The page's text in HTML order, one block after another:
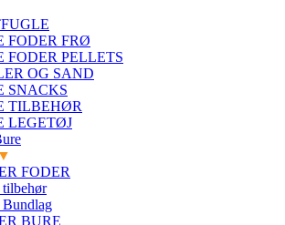
FODER FRØ
FODER PELLETS
OG SAND
SNACKS
TILBEHØR
LEGETØJ
FODER
BURE